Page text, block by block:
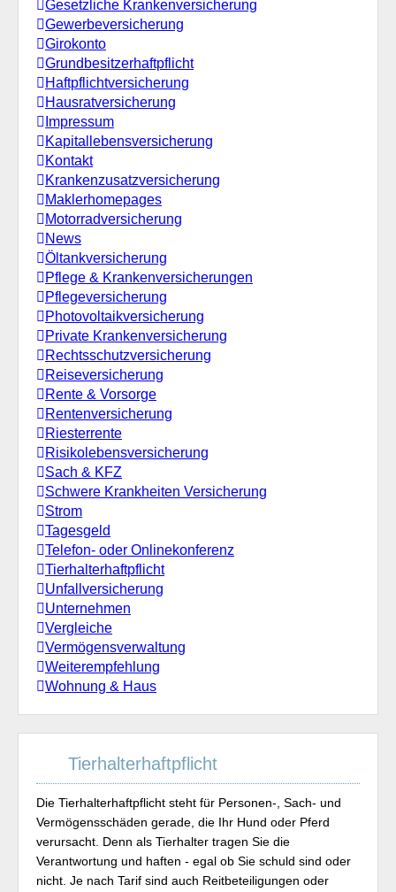
Gesetzliche Krankenversicherung
Gewerbeversicherung
Girokonto
Grundbesitzerhaftpflicht
Haftpflichtversicherung
Hausratversicherung
Impressum
Kapitallebensversicherung
Kontakt
Krankenzusatzversicherung
Maklerhomepages
Motorradversicherung
News
Öltankversicherung
Pflege & Krankenversicherungen
Pflegeversicherung
Photovoltaikversicherung
Private Krankenversicherung
Rechtsschutzversicherung
Reiseversicherung
Rente & Vorsorge
Rentenversicherung
Riesterrente
Risikolebensversicherung
Sach & KFZ
Schwere Krankheiten Versicherung
Strom
Tagesgeld
Telefon- oder Onlinekonferenz
Tierhalterhaftpflicht
Unfallversicherung
Unternehmen
Vergleiche
Vermögensverwaltung
Weiterempfehlung
Wohnung & Haus
Tierhalterhaftpflicht
Die Tierhalterhaftpflicht steht für Personen-, Sach- und
Vermögensschäden gerade, die Ihr Hund oder Pferd
verursacht. Denn als Tierhalter tragen Sie die
Verantwortung und haften - egal ob Sie schuld sind oder
nicht. Je nach Tarif sind auch Reitbeteiligungen oder